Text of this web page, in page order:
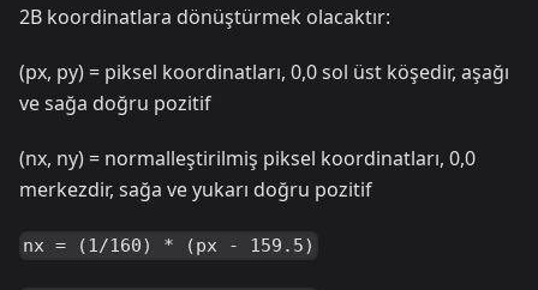
2B koordinatlara dönüştürmek olacaktır:
(px, py) = piksel koordinatları, 0,0 sol üst köşedir, aşağı
ve sağa doğru pozitif
(nx, ny) = normalleştirilmiş piksel koordinatları, 0,0
merkezdir, sağa ve yukarı doğru pozitif
nx = (1/160) * (px - 159.5)